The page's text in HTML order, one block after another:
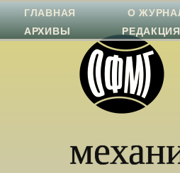
ГЛАВНАЯ О
АРХИВЫ
РЕДАКЦИЯ